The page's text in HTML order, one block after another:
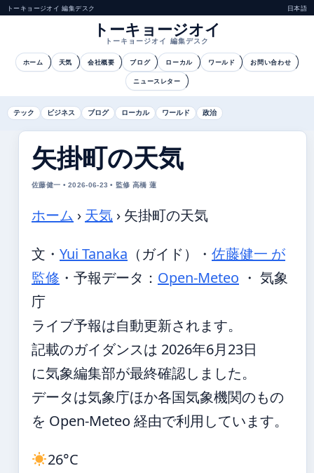
トーキョージオイ 編集デスク 日本語
トーキョージオイ
トーキョージオイ 編集デスク
ホーム 天気 会社概要 ブログ ローカル ワールド お問い合わせ
ニュースレター
テック ビジネス ブログ ローカル ワールド 政治
矢掛町の天気
佐藤健一 • 2026-06-23 • 監修 高橋 蓮
ホーム › 天気 › 矢掛町の天気
文・ Yui Tanaka （ガイド） ・ 佐藤健一 が
監修 ・ 予報データ： Open-Meteo ・ 気象
庁
ライブ予報は自動更新されます。
記載のガイダンスは 2026年6月23日
に気象編集部が最終確認しました。
データは気象庁ほか各国気象機関のもの
を Open-Meteo 経由で利用しています。
26°C